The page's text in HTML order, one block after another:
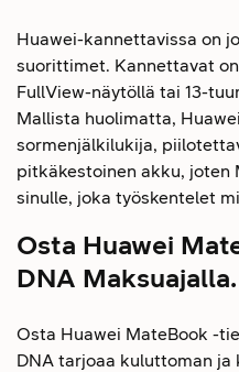
Huawei-kannettavissa on
suorittimet. Kannettavat
FullView-näytöllä tai 13-
Mallista huolimatta,
sormenjälkilukija,
pitkäkestoinen akku, joten
sinulle, joka työskentelet
Osta Huawei
DNA Maksuajalla.
Osta Huawei MateBook -
DNA tarjoaa kuluttoman ja